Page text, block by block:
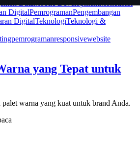
DigitalPemrogramanPengembangan
DigitalTeknologiTeknologi &
pemrogramanresponsivewebsite
yang Tepat untuk
warna yang kuat untuk brand Anda.